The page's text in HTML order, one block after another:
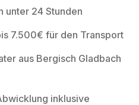
unter 24 Stunden
7.500€ für den Transport
aus Bergisch Gladbach
inklusive